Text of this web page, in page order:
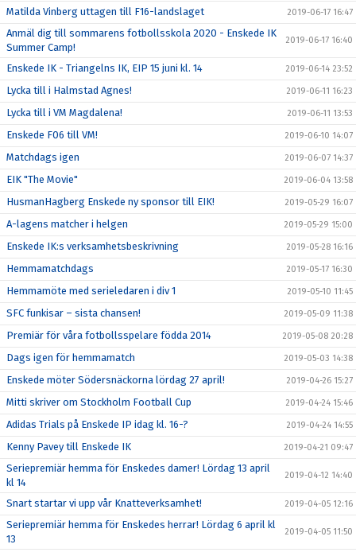
Matilda Vinberg uttagen till F16-landslaget 2019-06-17 16:47
Anmäl dig till sommarens fotbollsskola 2020 - Enskede IK
Summer Camp!
2019-06-17 16:40
Enskede IK - Triangelns IK, EIP 15 juni kl. 14 2019-06-14 23:52
Lycka till i Halmstad Agnes! 2019-06-11 16:23
Lycka till i VM Magdalena! 2019-06-11 13:53
Enskede F06 till VM! 2019-06-10 14:07
Matchdags igen 2019-06-07 14:37
EIK "The Movie" 2019-06-04 13:58
HusmanHagberg Enskede ny sponsor till EIK! 2019-05-29 16:07
A-lagens matcher i helgen 2019-05-29 15:00
Enskede IK:s verksamhetsbeskrivning 2019-05-28 16:16
Hemmamatchdags 2019-05-17 16:30
Hemmamöte med serieledaren i div 1 2019-05-10 11:45
SFC funkisar – sista chansen! 2019-05-09 11:38
Premiär för våra fotbollsspelare födda 2014 2019-05-08 20:28
Dags igen för hemmamatch 2019-05-03 14:38
Enskede möter Södersnäckorna lördag 27 april! 2019-04-26 15:27
Mitti skriver om Stockholm Football Cup 2019-04-24 15:46
Adidas Trials på Enskede IP idag kl. 16-? 2019-04-24 14:55
Kenny Pavey till Enskede IK 2019-04-21 09:47
Seriepremiär hemma för Enskedes damer! Lördag 13 april
kl 14
2019-04-12 14:40
Snart startar vi upp vår Knatteverksamhet! 2019-04-05 12:16
Seriepremiär hemma för Enskedes herrar! Lördag 6 april kl
13
2019-04-05 11:50